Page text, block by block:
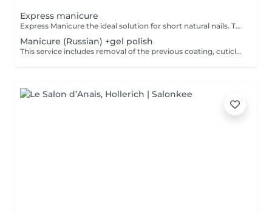
Express manicure
Express Manicure the ideal solution for short natural nails. This service includes removal of the previous coating, quick nail and cuticle care, strengthening with a clear rubber base, and a camouflage top coat finish. No change to your natural nail shape we preserve your preferred oval or square shape.
Manicure (Russian) +gel polish
This service includes removal of the previous coating, cuticle care, sidewall refinement, nail plate preparation, and application of a new gel polish coating. To maintain a neat appearance and long-lasting results, a refill is recommended every 2.53 weeks.